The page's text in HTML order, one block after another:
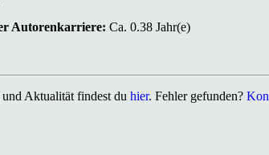
Autorenkarriere: Ca. 0.38 Jahr(e)
Aktualität findest du hier. Fehler gefunden?